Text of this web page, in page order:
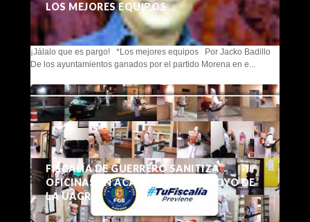
LOS MEJORES EQUIPOS
¡Jálalo que es pargo! *Los mejores equipos Por Jacko Badillo
De los ayuntamientos ganados por el partido Morena en e...
FISCALÍA DE GUERRERO SANITIZA
OFICINAS EN ACAPULCO CON APOYO DE
LA UAGRO